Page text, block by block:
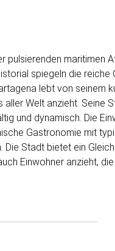
pulsierenden maritimen
spiegeln die reiche
lebt von seinem
Welt anzieht. Seine
und dynamisch. Die
Gastronomie mit
Stadt bietet ein
Einwohner anzieht,